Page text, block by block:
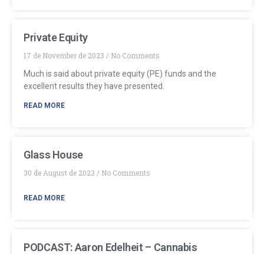
Private Equity
17 de November de 2023
No Comments
Much is said about private equity (PE) funds and the
excellent results they have presented.
READ MORE
Glass House
30 de August de 2023 No Comments
READ MORE
PODCAST: Aaron Edelheit – Cannabis